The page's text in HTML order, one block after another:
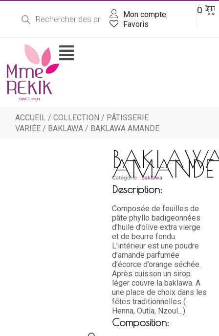
Recherche
produits
Mon compte
Favoris
0 DT
Flyout
Menu
ACCUEIL /COLLECTION / PÂTISSERIE
VARIÉE / BAKLAWA / BAKLAWA AMANDE
AMANDE
Catégorie : Baklawa
Description:
Composée de feuilles de
pâte phyllo badigeonnées
d’huile d’olive extra vierge
et de beurre fondu.
L’intérieur est une poudre
d’amande parfumée
d’écorce d’orange séchée.
Après cuisson un sirop
léger couvre la baklawa. A
une place de choix dans les
fêtes traditionnelles (
Henna, Outia, Nzoul…).
Composition: